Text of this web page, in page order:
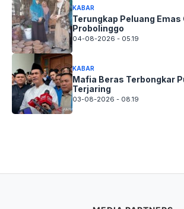
KABAR
Terungkap Peluang Emas
Probolinggo
04-08-2026 - 05.19
KABAR
Mafia Beras Terbongkar
Terjaring
03-08-2026 - 08.19